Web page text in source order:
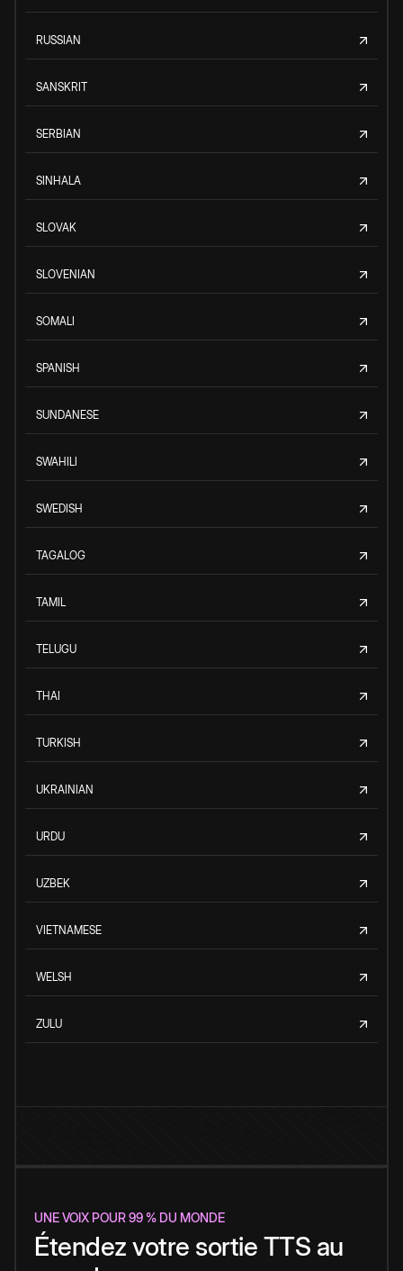
RUSSIAN
SANSKRIT
SERBIAN
SINHALA
SLOVAK
SLOVENIAN
SOMALI
SPANISH
SUNDANESE
SWAHILI
SWEDISH
TAGALOG
TAMIL
TELUGU
THAI
TURKISH
UKRAINIAN
URDU
UZBEK
VIETNAMESE
WELSH
ZULU
UNE VOIX POUR 99 % DU MONDE
Étendez votre sortie TTS au